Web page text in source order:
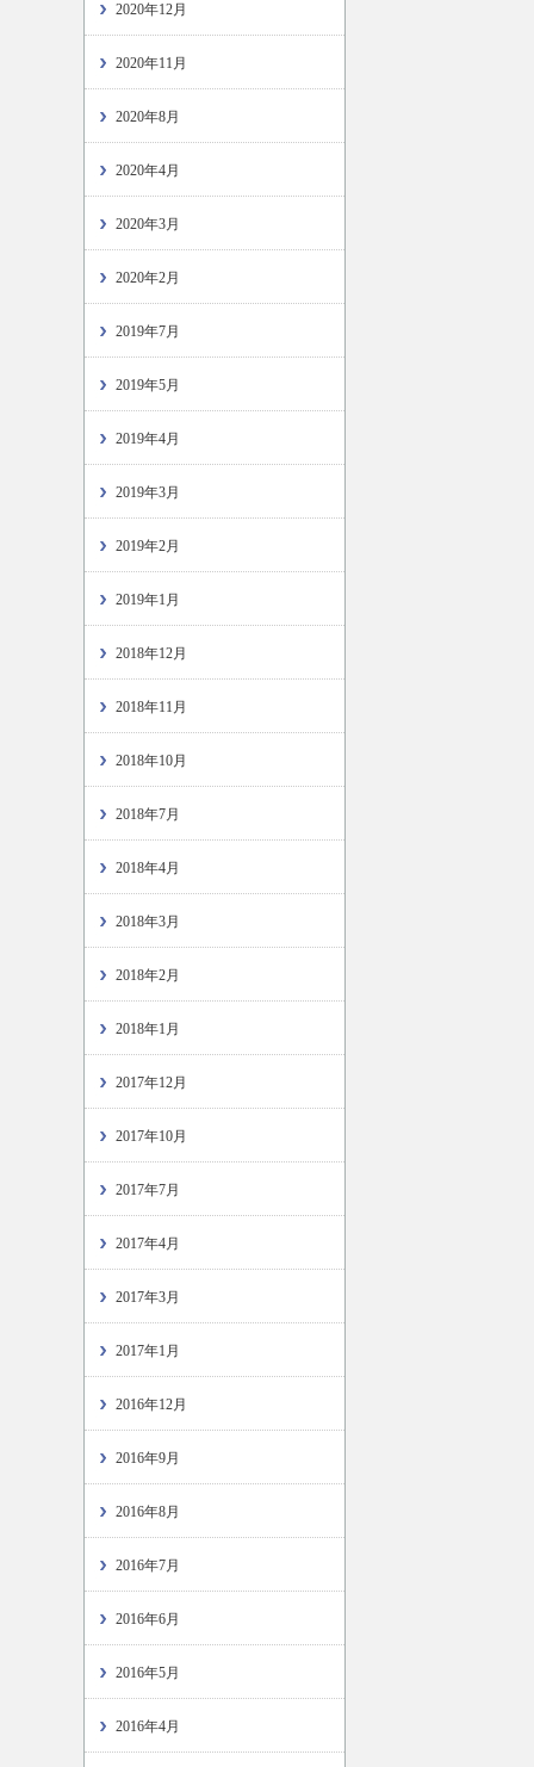
2020年12月
2020年11月
2020年8月
2020年4月
2020年3月
2020年2月
2019年7月
2019年5月
2019年4月
2019年3月
2019年2月
2019年1月
2018年12月
2018年11月
2018年10月
2018年7月
2018年4月
2018年3月
2018年2月
2018年1月
2017年12月
2017年10月
2017年7月
2017年4月
2017年3月
2017年1月
2016年12月
2016年9月
2016年8月
2016年7月
2016年6月
2016年5月
2016年4月